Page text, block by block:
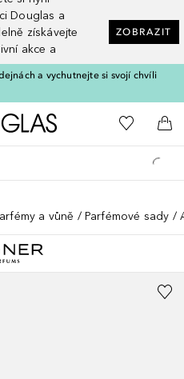
Douglas a
získávejte
akce a
ZOBRAZIT
a vychutnejte si svojí chvíli
Domů K mému
Do
a vůně Parfémové sady